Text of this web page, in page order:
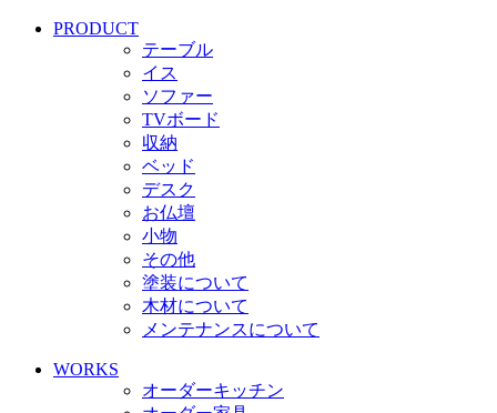
PRODUCT
テーブル
イス
ソファー
TVボード
収納
ベッド
デスク
お仏壇
小物
その他
塗装について
木材について
メンテナンスについて
WORKS
オーダーキッチン